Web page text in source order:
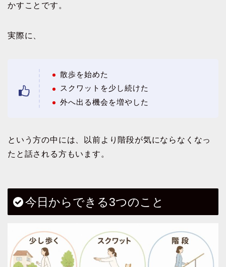
かすことです。
実際に、
散歩を始めた
スクワットを少し続けた
外へ出る機会を増やした
という方の中には、以前より階段が気にならなくなっ
たと話される方もいます。
今日からできる3つのこと